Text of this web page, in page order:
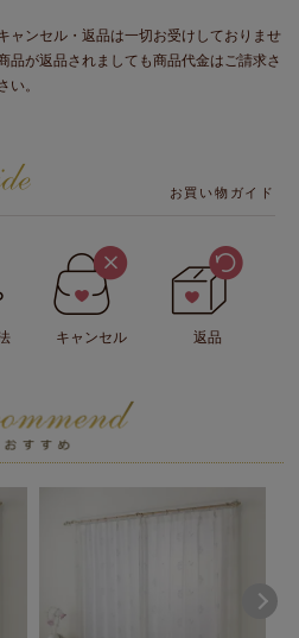
ャンセル・返品は一切お受けしておりませ
品が返品されましても商品代金はご請求さ
い。
お買い物ガイド
キャンセル 返品